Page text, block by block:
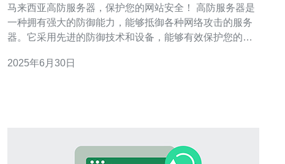
马来西亚高防服务器，保护您的网站安全！ 高防服务器是
一种拥有强大的防御能力，能够抵御各种网络攻击的服务
器。它采用先进的防御技术和设备，能够有效保护您的网
迅速的亚洲国家，拥有良好的网络基础设施和技术实力。
2025年6月30日